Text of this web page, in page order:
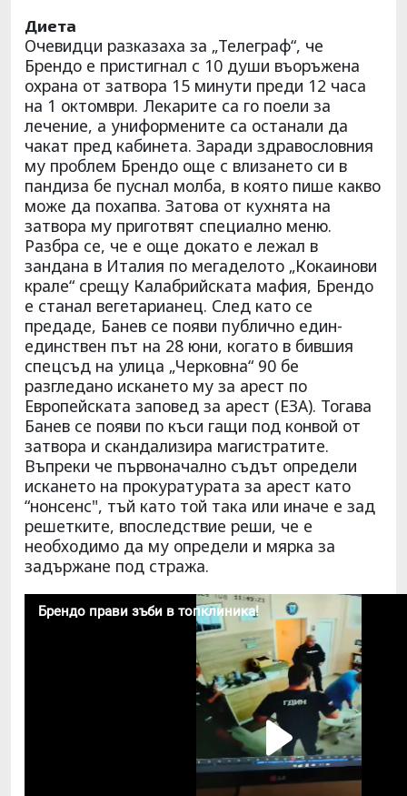
Диета
Очевидци разказаха за „Телеграф“, че
Брендо е пристигнал с 10 души въоръжена
охрана от затвора 15 минути преди 12 часа
на 1 октомври. Лекарите са го поели за
лечение, а униформените са останали да
чакат пред кабинета. Заради здравословния
му проблем Брендо още с влизането си в
пандиза бе пуснал молба, в която пише какво
може да похапва. Затова от кухнята на
затвора му приготвят специално меню.
Разбра се, че е още докато е лежал в
зандана в Италия по мегаделото „Кокаинови
крале“ срещу Калабрийската мафия, Брендо
е станал вегетарианец. След като се
предаде, Банев се появи публично един-
единствен път на 28 юни, когато в бившия
спецсъд на улица „Черковна“ 90 бе
разгледано искането му за арест по
Европейската заповед за арест (ЕЗА). Тогава
Банев се появи по къси гащи под конвой от
затвора и скандализира магистратите.
Въпреки че първоначално съдът определи
искането на прокуратурата за арест като
“нонсенс", тъй като той така или иначе е зад
решетките, впоследствие реши, че е
необходимо да му определи и мярка за
задържане под стража.